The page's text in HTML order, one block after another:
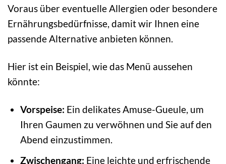
Voraus über eventuelle Allergien oder besondere
Ernährungsbedürfnisse, damit wir Ihnen eine
passende Alternative anbieten können.
Hier ist ein Beispiel, wie das Menü aussehen
könnte:
Vorspeise: Ein delikates Amuse-Gueule, um
Ihren Gaumen zu verwöhnen und Sie auf den
Abend einzustimmen.
Zwischengang: Eine leichte und erfrischende